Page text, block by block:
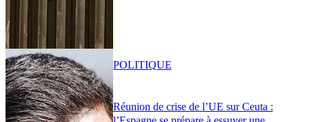
Réunion de crise de l’UE sur Ceuta :
POLITIQUE